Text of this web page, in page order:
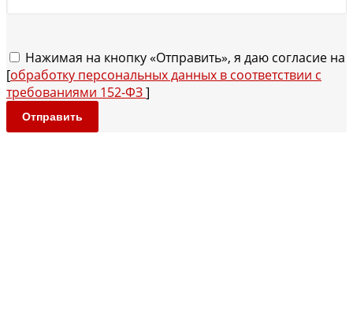
Нажимая на кнопку «Отправить», я даю согласие на
[обработку персональных данных в соответствии с
требованиями 152-ФЗ]
Отправить